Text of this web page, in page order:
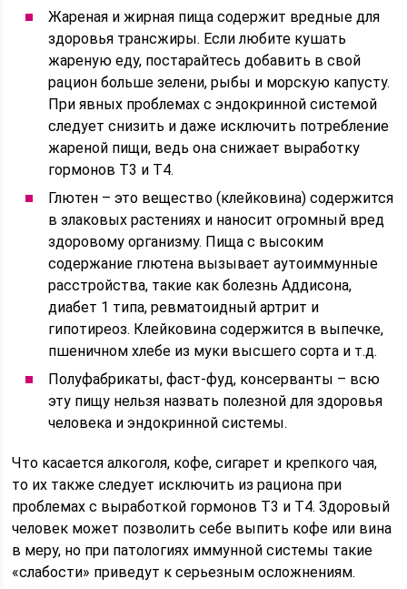
Жареная и жирная пища содержит вредные для
здоровья трансжиры. Если любите кушать
жареную еду, постарайтесь добавить в свой
рацион больше зелени, рыбы и морскую капусту.
При явных проблемах с эндокринной системой
следует снизить и даже исключить потребление
жареной пищи, ведь она снижает выработку
гормонов Т3 и Т4.
Глютен – это вещество (клейковина) содержится
в злаковых растениях и наносит огромный вред
здоровому организму. Пища с высоким
содержание глютена вызывает аутоиммунные
расстройства, такие как болезнь Аддисона,
диабет 1 типа, ревматоидный артрит и
гипотиреоз. Клейковина содержится в выпечке,
пшеничном хлебе из муки высшего сорта и т.д.
Полуфабрикаты, фаст-фуд, консерванты – всю
эту пищу нельзя назвать полезной для здоровья
человека и эндокринной системы.
Что касается алкоголя, кофе, сигарет и крепкого чая,
то их также следует исключить из рациона при
проблемах с выработкой гормонов Т3 и Т4. Здоровый
человек может позволить себе выпить кофе или вина
в меру, но при патологиях иммунной системы такие
«слабости» приведут к серьезным осложнениям.